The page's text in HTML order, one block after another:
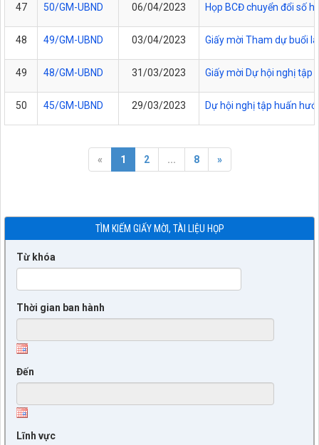
47 50/GM-UBND 06/04/2023 Họp BCĐ chuyển đổi số
48 49/GM-UBND 03/04/2023 Giấy mời Tham dự buổi
49 48/GM-UBND 31/03/2023 Giấy mời Dự hội nghị tập
50 45/GM-UBND 29/03/2023 Dự hội nghị tập huấn
« 1 2 ... 8 »
TÌM KIẾM GIẤY MỜI, TÀI LIỆU HỌP
Từ khóa
Thời gian ban hành
Đến
Lĩnh vực